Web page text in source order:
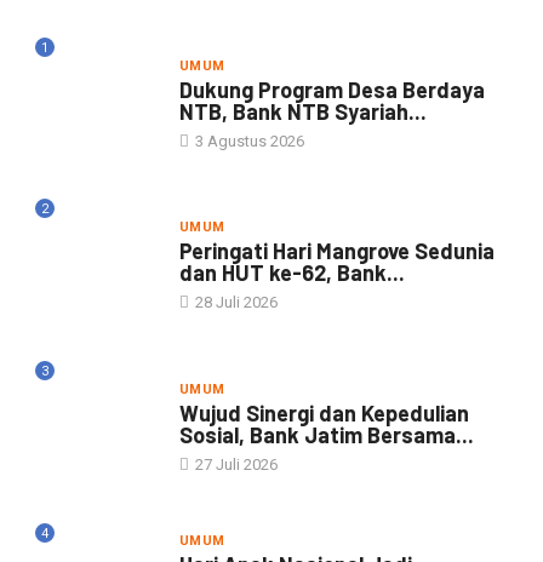
1
UMUM
Dukung Program Desa Berdaya
NTB, Bank NTB Syariah...
3 Agustus 2026
2
UMUM
Peringati Hari Mangrove Sedunia
dan HUT ke-62, Bank...
28 Juli 2026
3
UMUM
Wujud Sinergi dan Kepedulian
Sosial, Bank Jatim Bersama...
27 Juli 2026
4 UMUM